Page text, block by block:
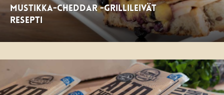
Mustikka-Cheddar -grillileivät
resepti